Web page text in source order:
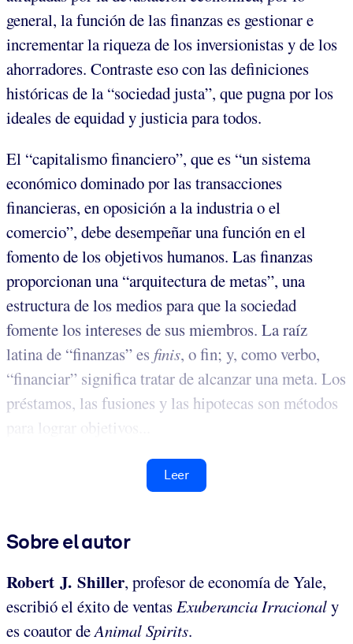
general, la función de las finanzas es gestionar e
incrementar la riqueza de los inversionistas y de los
ahorradores. Contraste eso con las definiciones
históricas de la “sociedad justa”, que pugna por los
ideales de equidad y justicia para todos.
El “capitalismo financiero”, que es “un sistema
económico dominado por las transacciones
financieras, en oposición a la industria o el
comercio”, debe desempeñar una función en el
fomento de los objetivos humanos. Las finanzas
proporcionan una “arquitectura de metas”, una
estructura de los medios para que la sociedad
fomente los intereses de sus miembros. La raíz
latina de “finanzas” es finis, o fin; y, como verbo,
“financiar” significa tratar de alcanzar una meta. Los
préstamos, las fusiones y las hipotecas son métodos
para lograr objetivos...
Leer
Sobre el autor
Robert J. Shiller, profesor de economía de Yale,
escribió el éxito de ventasExuberancia Irracionaly
es coautor deAnimal Spirits.